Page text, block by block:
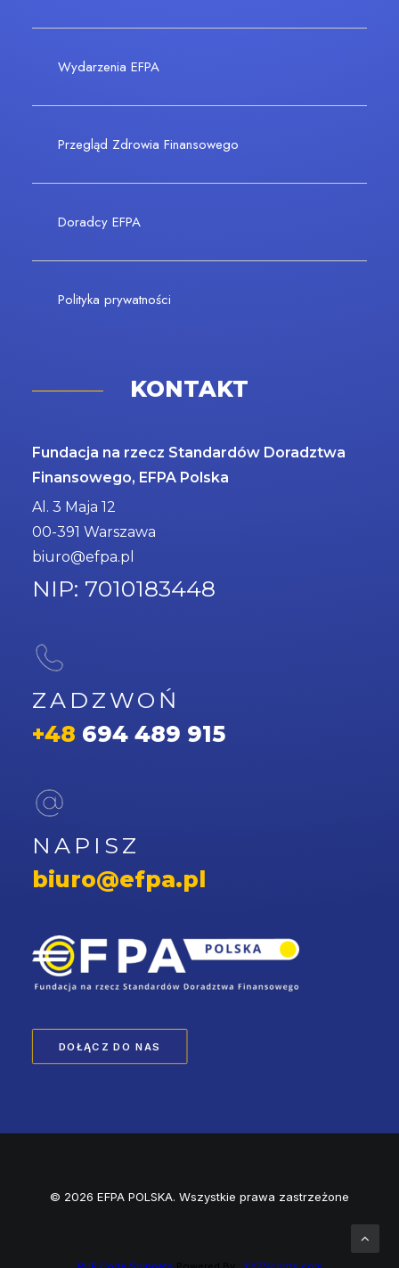
DOŁĄCZ DO NAS
Wydarzenia EFPA
Przegląd Zdrowia Finansowego
Doradcy EFPA
Polityka prywatności
KONTAKT
Fundacja na rzecz Standardów Doradztwa
Finansowego, EFPA Polska
Al. 3 Maja 12
00-391 Warszawa
biuro@efpa.pl
NIP: 7010183448
ZADZWOŃ
+48 694 489 915
NAPISZ
biuro@efpa.pl
© 2026 EFPA POLSKA. Wszystkie prawa zastrzeżone